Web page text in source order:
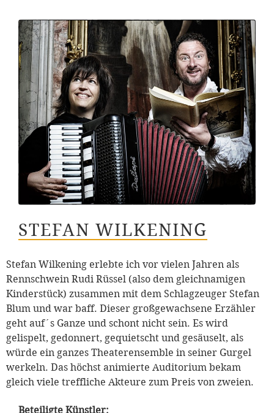
STEFAN WILKENING
Stefan Wilkening erlebte ich vor vielen Jahren als
Rennschwein Rudi Rüssel (also dem gleichnamigen
Kinderstück) zusammen mit dem Schlagzeuger Stefan
Blum und war baff. Dieser großgewachsene Erzähler
geht auf´s Ganze und schont nicht sein. Es wird
gelispelt, gedonnert, gequietscht und gesäuselt, als
würde ein ganzes Theaterensemble in seiner Gurgel
werkeln. Das höchst animierte Auditorium bekam
gleich viele treffliche Akteure zum Preis von zweien.
Beteiligte Künstler: